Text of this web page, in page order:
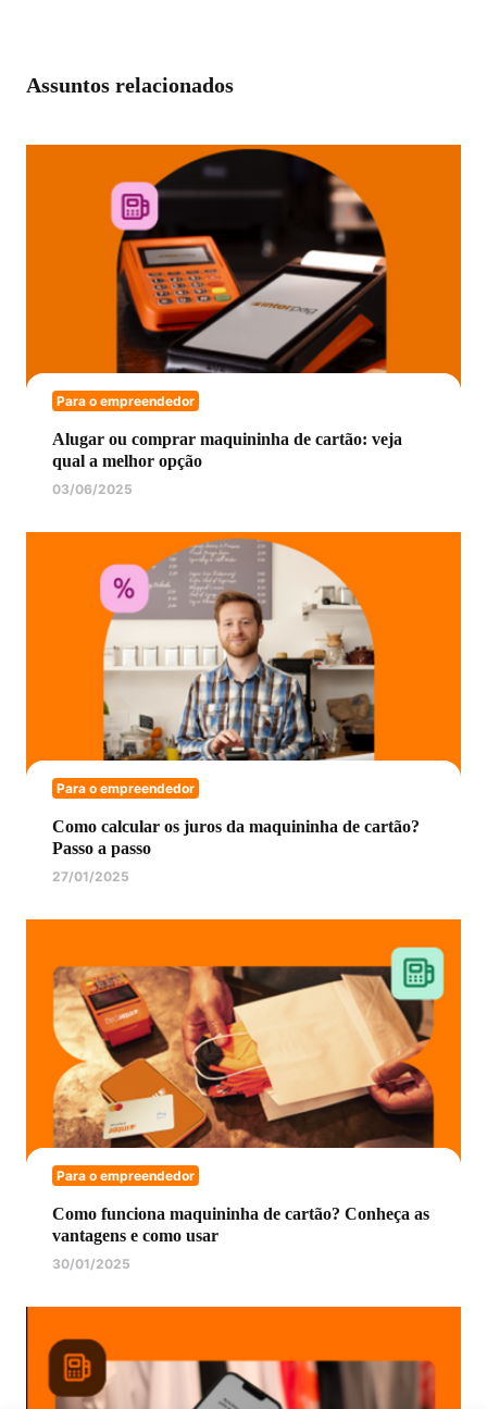
Assuntos relacionados
Para o empreendedor
Alugar ou comprar maquininha de cartão: veja
qual a melhor opção
03/06/2025
Para o empreendedor
Como calcular os juros da maquininha de cartão?
Passo a passo
27/01/2025
Para o empreendedor
Como funciona maquininha de cartão? Conheça as
vantagens e como usar
30/01/2025